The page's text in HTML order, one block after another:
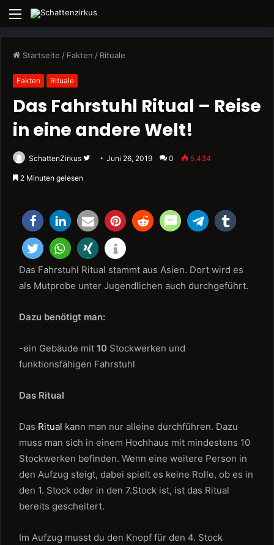
Menü
Startseite / Fakten / Rituale
Fakten Rituale
Das Fahrstuhl Ritual – Reise
in eine andere Welt!
SchattenZirkus
FolgeJuni 26, 2019 0 5.434
2 Minuten gelesen
Das Fahrstuhl Ritual stammt aus Asien. Dort wird es
als Mutprobe unter Jugendlichen auch durchgeführt.
Dazu benötigt man:
-ein Gebäude mit 10 Stockwerken und
funktionsfähigen Fahrstuhl
Das Ritual
Das Ritual kann man nur alleine durchführen. Dazu
muss man sich in einem Hochhaus mit mindestens 10
Stockwerken befinden. Wenn eine weitere Person in
den Aufzug steigt, dabei spielt es keine Rolle, ob es in
den 1. Stock oder in den 7.Stock ist, ist das Ritual
bereits gescheitert.
Im Aufzug musst du den Knopf für den 4. Stock